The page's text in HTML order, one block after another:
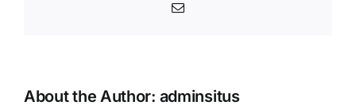
Email
About the Author: adminsitus